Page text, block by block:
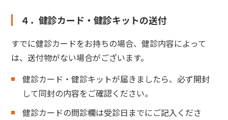
４．健診カード・健診キットの送付
すでに健診カードをお持ちの場合、健診内容によって
は、送付物がない場合がございます。
健診カード・健診キットが届きましたら、必ず開封
して同封の内容をご確認ください。
健診カードの問診欄は受診日までにご記入くださ